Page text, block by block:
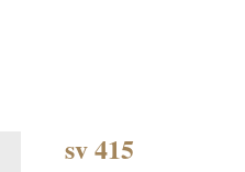
sv 415